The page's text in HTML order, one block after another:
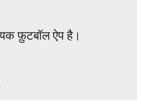
फ़ुटबॉल ऐप है।